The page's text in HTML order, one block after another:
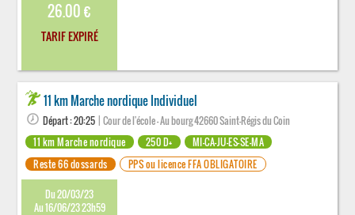
26.00 €
TARIF EXPIRÉ
11 km Marche nordique Individuel
Départ : 20:25 | Cour de l'école - Au bourg 42660 Saint-Régis du Coin
11 km Marche nordique
250 D+
MI-CA-JU-ES-SE-MA
Reste 66 dossards
PPS ou licence FFA OBLIGATOIRE
Du 20/03/23
Au 16/06/23 23h59